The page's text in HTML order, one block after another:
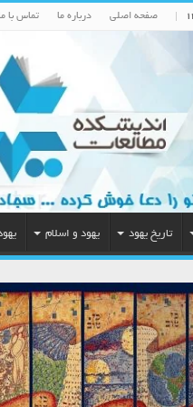
صفحه اصلی درباره ما تماس با
تاریخ یهود یهود و اسلام